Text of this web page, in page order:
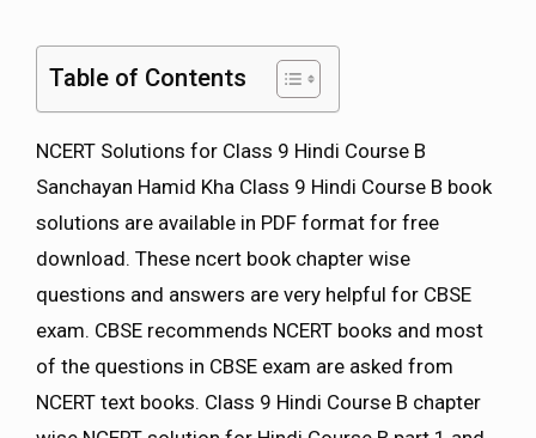
Table of Contents
NCERT Solutions for Class 9 Hindi Course B
Sanchayan Hamid Kha Class 9 Hindi Course B book
solutions are available in PDF format for free
download. These ncert book chapter wise
questions and answers are very helpful for CBSE
exam. CBSE recommends NCERT books and most
of the questions in CBSE exam are asked from
NCERT text books. Class 9 Hindi Course B chapter